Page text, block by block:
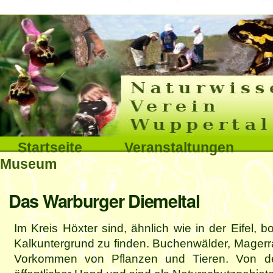
Direkt
zum
Inhalt
|
Direkt
zur
Navigation
Sektionen
Startseite
Veranstaltungen
Museum
Benutzerspezifische
Werkzeuge
Interna
Das Warburger Diemeltal
Im Kreis Höxter sind, ähnlich wie in der Eifel,
Kalkuntergrund zu finden. Buchenwälder,
Vorkommen von Pflanzen und Tieren. Von